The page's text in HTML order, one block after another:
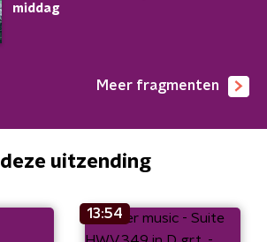
middag
Meer fragmenten
uitzending
13:54